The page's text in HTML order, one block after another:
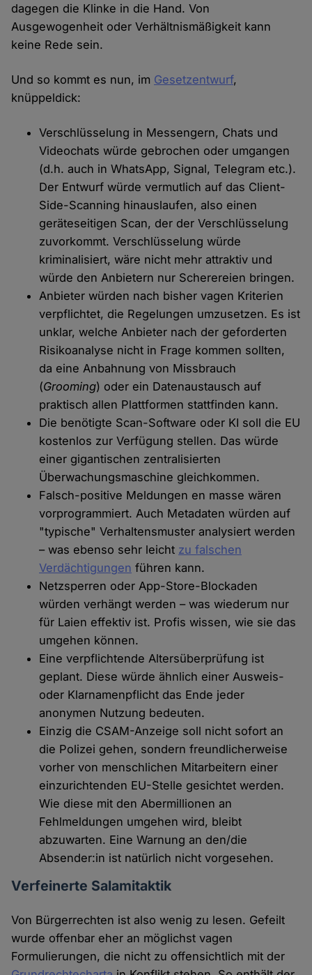
dagegen die Klinke in die Hand. Von
Ausgewogenheit oder Verhältnismäßigkeit kann
keine Rede sein.
Und so kommt es nun, im Gesetzentwurf,
knüppeldick:
Verschlüsselung in Messengern, Chats und
Videochats würde gebrochen oder umgangen
(d.h. auch in WhatsApp, Signal, Telegram etc.).
Der Entwurf würde vermutlich auf das Client-
Side-Scanning hinauslaufen, also einen
geräteseitigen Scan, der der Verschlüsselung
zuvorkommt. Verschlüsselung würde
kriminalisiert, wäre nicht mehr attraktiv und
würde den Anbietern nur Scherereien bringen.
Anbieter würden nach bisher vagen Kriterien
verpflichtet, die Regelungen umzusetzen. Es ist
unklar, welche Anbieter nach der geforderten
Risikoanalyse nicht in Frage kommen sollten,
da eine Anbahnung von Missbrauch
(Grooming) oder ein Datenaustausch auf
praktisch allen Plattformen stattfinden kann.
Die benötigte Scan-Software oder KI soll die EU
kostenlos zur Verfügung stellen. Das würde
einer gigantischen zentralisierten
Überwachungsmaschine gleichkommen.
Falsch-positive Meldungen en masse wären
vorprogrammiert. Auch Metadaten würden auf
"typische" Verhaltensmuster analysiert werden
– was ebenso sehr leicht zu falschen
Verdächtigungen führen kann.
Netzsperren oder App-Store-Blockaden
würden verhängt werden – was wiederum nur
für Laien effektiv ist. Profis wissen, wie sie das
umgehen können.
Eine verpflichtende Altersüberprüfung ist
geplant. Diese würde ähnlich einer Ausweis-
oder Klarnamenpflicht das Ende jeder
anonymen Nutzung bedeuten.
Einzig die CSAM-Anzeige soll nicht sofort an
die Polizei gehen, sondern freundlicherweise
vorher von menschlichen Mitarbeitern einer
einzurichtenden EU-Stelle gesichtet werden.
Wie diese mit den Abermillionen an
Fehlmeldungen umgehen wird, bleibt
abzuwarten. Eine Warnung an den/die
Absender:in ist natürlich nicht vorgesehen.
Verfeinerte Salamitaktik
Von Bürgerrechten ist also wenig zu lesen. Gefeilt
wurde offenbar eher an möglichst vagen
Formulierungen, die nicht zu offensichtlich mit der